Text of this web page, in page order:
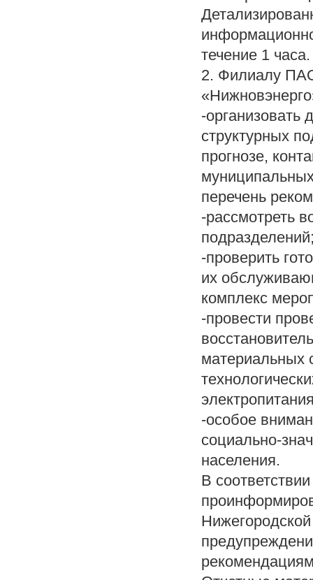
течение 1 часа.
2. Филиалу
-организовать
структурных
прогнозе,
перечень
-рассмотреть
-проверить
их
комплекс
-провести
материальных
-особое
социально-
населения.
В